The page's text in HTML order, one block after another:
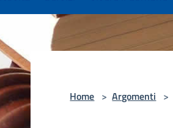
Home > Argomenti >